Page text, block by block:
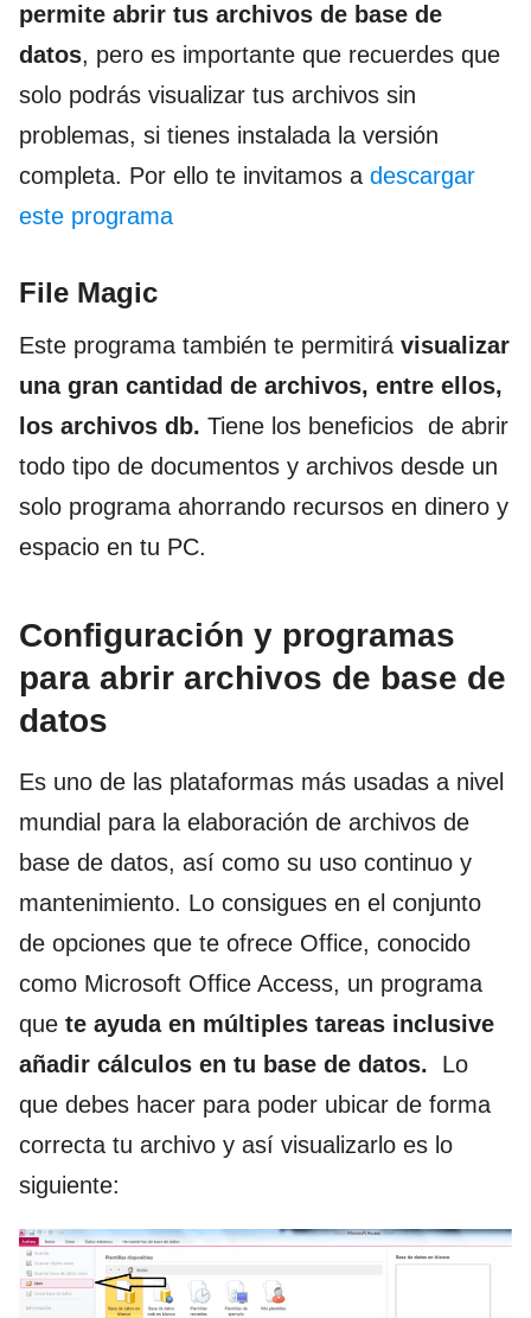
permite abrir tus archivos de base de
datos, pero es importante que recuerdes que
solo podrás visualizar tus archivos sin
problemas, si tienes instalada la versión
completa. Por ello te invitamos a descargar
este programa
File Magic
Este programa también te permitirá visualizar
una gran cantidad de archivos, entre ellos,
los archivos db. Tiene los beneficios de abrir
todo tipo de documentos y archivos desde un
solo programa ahorrando recursos en dinero y
espacio en tu PC.
Configuración y programas
para abrir archivos de base de
datos
Es uno de las plataformas más usadas a nivel
mundial para la elaboración de archivos de
base de datos, así como su uso continuo y
mantenimiento. Lo consigues en el conjunto
de opciones que te ofrece Office, conocido
como Microsoft Office Access, un programa
que te ayuda en múltiples tareas inclusive
añadir cálculos en tu base de datos.
Lo
que debes hacer para poder ubicar de forma
correcta tu archivo y así visualizarlo es lo
siguiente: